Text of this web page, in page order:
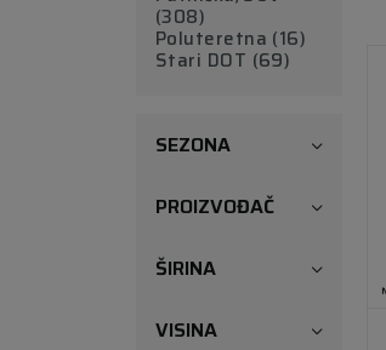
(6)
(6)
(10)
(308)
Poluteretna (16)
Stari DOT (69)
SEZONA
PROIZVOĐAČ
ŠIRINA
VISINA